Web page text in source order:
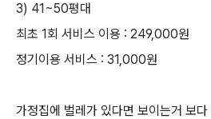
3) 41~50평대
최초 1회 서비스 이용 : 249,000원
정기이용 서비스 : 31,000원
가정집에 벌레가 있다면 보이는거 보다